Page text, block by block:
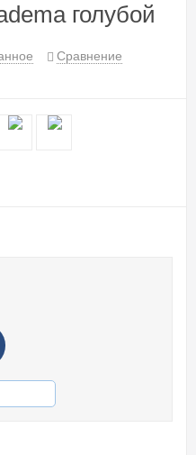
голубой
Сравнение